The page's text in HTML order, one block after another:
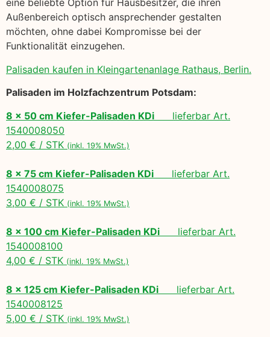
eine beliebte Option für Hausbesitzer, die ihren
Außenbereich optisch ansprechender gestalten
möchten, ohne dabei Kompromisse bei der
Funktionalität einzugehen.
Palisaden kaufen in Kleingartenanlage Rathaus, Berlin.
Palisaden im Holzfachzentrum Potsdam:
8 x 50 cm Kiefer-Palisaden KDi lieferbar Art.
1540008050
2,00 € / STK (inkl. 19% MwSt.)
8 x 75 cm Kiefer-Palisaden KDi lieferbar Art.
1540008075
3,00 € / STK (inkl. 19% MwSt.)
8 x 100 cm Kiefer-Palisaden KDi lieferbar Art.
1540008100
4,00 € / STK (inkl. 19% MwSt.)
8 x 125 cm Kiefer-Palisaden KDi lieferbar Art.
1540008125
5,00 € / STK (inkl. 19% MwSt.)